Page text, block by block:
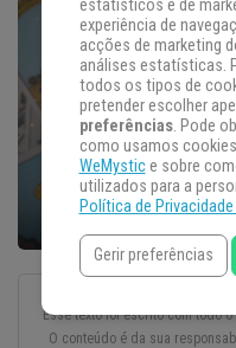
Esse texto foi escrito com todo
O conteúdo é da sua
estatísticos e de
experiência de
acções de marketing
análises estatísticas.
todos os tipos de
pretender escolher
preferências. Pode
como usamos
WeMystice sobre
utilizados para a
Política de
Gerir preferências